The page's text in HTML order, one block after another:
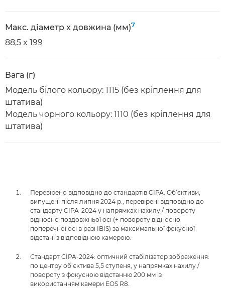
Макс. діаметр x довжина (мм)7
88,5 x 199
Вага (г)
Модель білого кольору: 1115 (без кріплення для
штатива)
Модель чорного кольору: 1110 (без кріплення для
штатива)
Перевірено відповідно до стандартів CIPA. Об’єктиви,
випущені після липня 2024 р., перевірені відповідно до
стандарту CIPA-2024 у напрямках нахилу / повороту
відносно поздовжньої осі (+ повороту відносно
поперечної осі в разі IBIS) за максимальної фокусної
відстані з відповідною камерою.
Стандарт CIPA-2024: оптичний стабілізатор зображення:
по центру об’єктива 5,5 ступеня, у напрямках нахилу /
повороту з фокусною відстанню 200 мм із
використанням камери EOS R8.